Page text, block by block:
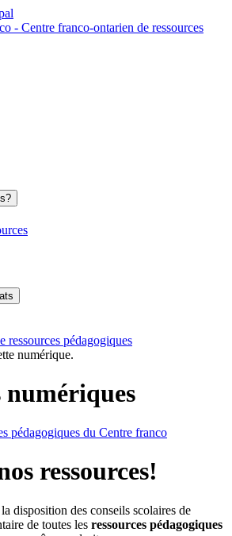
numériques
ressources!
disposition des conseils scolaires de
de toutes les ressources pédagogiques